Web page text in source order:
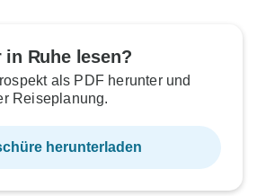
in Ruhe lesen?
als PDF herunter und
Reiseplanung.
herunterladen